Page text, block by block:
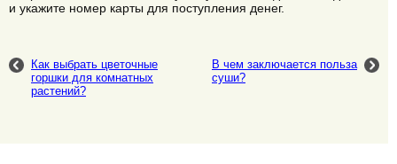
и укажите номер карты для поступления денег.
Как выбрать цветочные
горшки для комнатных
растений?
В чем заключается польза
суши?